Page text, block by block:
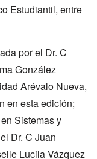
Estudiantil, entre
por el Dr. C
González
Arévalo Nueva,
en esta edición;
Sistemas y
Dr. C Juan
Lucila Vázquez